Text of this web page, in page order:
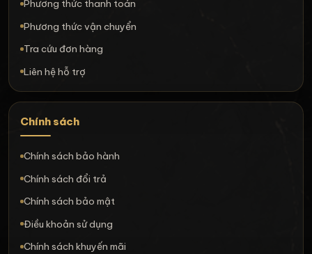
Phương thức thanh toán
Phương thức vận chuyển
Tra cứu đơn hàng
Liên hệ hỗ trợ
Chính sách
Chính sách bảo hành
Chính sách đổi trả
Chính sách bảo mật
Điều khoản sử dụng
Chính sách khuyến mãi